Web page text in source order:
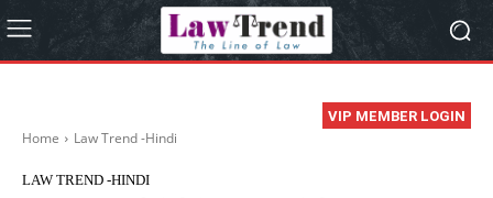
VIP MEMBER LOGIN
Home Law Trend -Hindi
LAW TREND -HINDI